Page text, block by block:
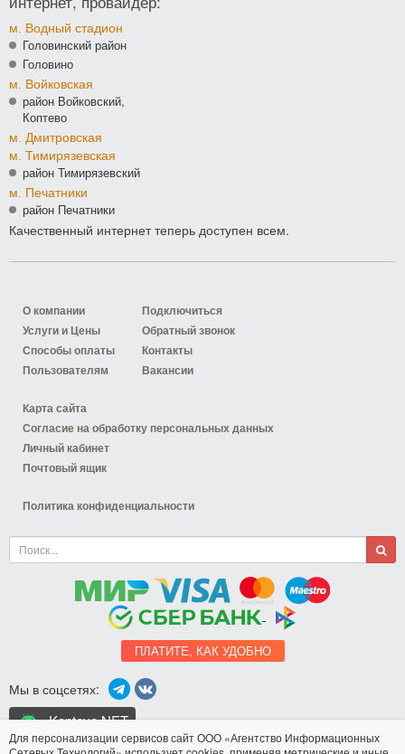
м. Водный стадион
Головинский район
Головино
м. Войковская
район Войковский,
Коптево
м. Дмитровская
м. Тимирязевская
район Тимирязевский
м. Печатники
район Печатники
Качественный интернет теперь доступен всем.
О компании
Услуги и Цены
Способы оплаты
Пользователям
Подключиться
Обратный звонок
Контакты
Вакансии
Карта сайта
Согласие на обработку персональных данных
Личный кабинет
Почтовый ящик
Политика конфиденциальности
ПЛАТИТЕ, КАК УДОБНО
Мы в соцсетях:
Koptevo.NET
для Android
Для персонализации сервисов сайт ООО «Агентство Информационных